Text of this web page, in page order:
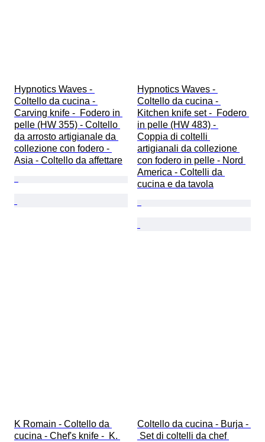
Hypnotics Waves -
Coltello da cucina -
Carving knife -  Fodero in
pelle (HW 355) - Coltello
da arrosto artigianale da
collezione con fodero -
Asia - Coltello da affettare
Hypnotics Waves -
Coltello da cucina -
Kitchen knife set -  Fodero
in pelle (HW 483) -
Coppia di coltelli
artigianali da collezione
con fodero in pelle - Nord
America - Coltelli da
cucina e da tavola
K Romain - Coltello da
cucina - Chef's knife -  K.
Coltello da cucina - Burja -
Set di coltelli da chef